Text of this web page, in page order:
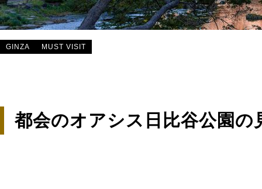
GINZA MUST VISIT
都会のオアシス日比谷公園の